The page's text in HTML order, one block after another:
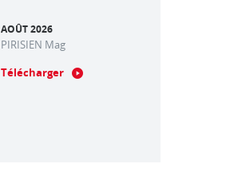
AOÛT 2026
PIRISIEN Mag
Télécharger